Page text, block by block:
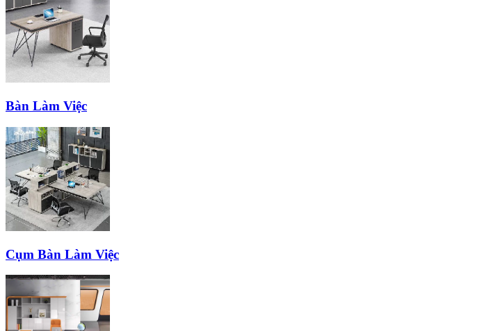
Bàn Làm Việc
Cụm Bàn Làm Việc